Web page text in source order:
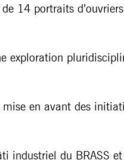
14 portraits
exploration
en avant des
industriel du BRASS